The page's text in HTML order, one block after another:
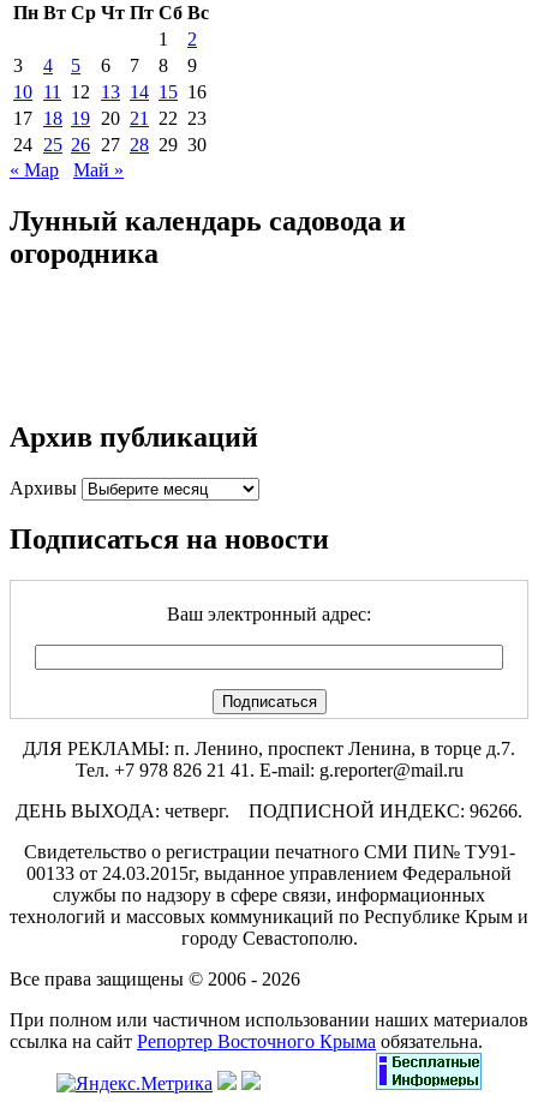
Пн Вт Ср Чт Пт Сб Вс
1
2
3
4 5 6 7 8
9
10 11 12 13 14 15 16
17 18 19 20 21 22 23
24 25 26 27 28 29 30
« Мар
Май »
Лунный календарь садовода и
огородника
Архив публикаций
Архивы
Подписаться на новости
Ваш электронный адрес:
ДЛЯ РЕКЛАМЫ: п. Ленино, проспект Ленина, в торце д.7.
Тел. +7 978 826 21 41. E-mail: g.reporter@mail.ru
ДЕНЬ ВЫХОДА: четверг. ПОДПИСНОЙ ИНДЕКС: 96266.
Свидетельство о регистрации печатного СМИ ПИ№ ТУ91-
00133 от 24.03.2015г, выданное управлением Федеральной
службы по надзору в сфере связи, информационных
технологий и массовых коммуникаций по Республике Крым и
городу Севастополю.
Все права защищены © 2006 - 2026
При полном или частичном использовании наших материалов
ссылка на сайт Репортер Восточного Крыма обязательна.